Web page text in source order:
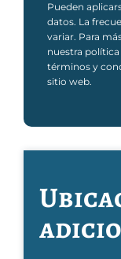
Pueden
datos. La
variar. Para
nuestra
términos y
sitio web.